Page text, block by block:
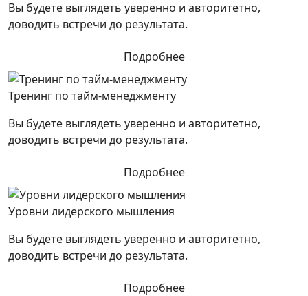
Вы будете выглядеть уверенно и авторитетно,
доводить встречи до результата.
Подробнее
Тренинг по тайм-менеджменту
Вы будете выглядеть уверенно и авторитетно,
доводить встречи до результата.
Подробнее
Уровни лидерского мышления
Вы будете выглядеть уверенно и авторитетно,
доводить встречи до результата.
Подробнее